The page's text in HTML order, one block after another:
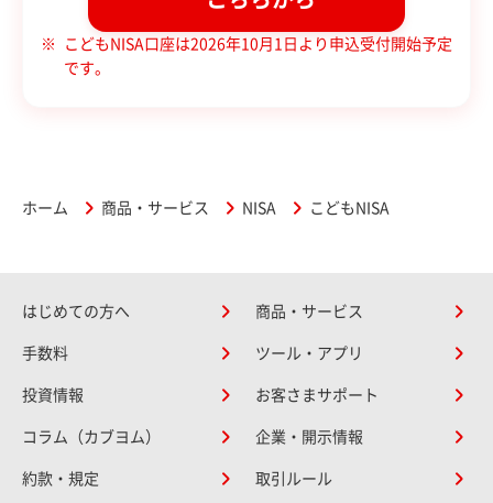
こどもNISA口座は2026年10月1日より申込受付開始予定
です。
ホーム 商品・サービス NISA こどもNISA
はじめての方へ 商品・サービス
手数料 ツール・アプリ
投資情報 お客さまサポート
コラム（カブヨム） 企業・開示情報
約款・規定 取引ルール